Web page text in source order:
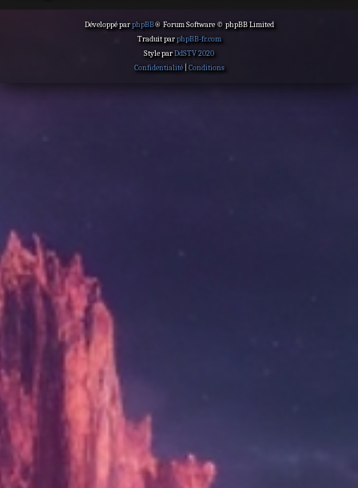
Développé parphpBB® Forum Software © phpBB Limited
Traduit parphpBB-fr.com
Style parDdSTV 2020
Confidentialité| Conditions